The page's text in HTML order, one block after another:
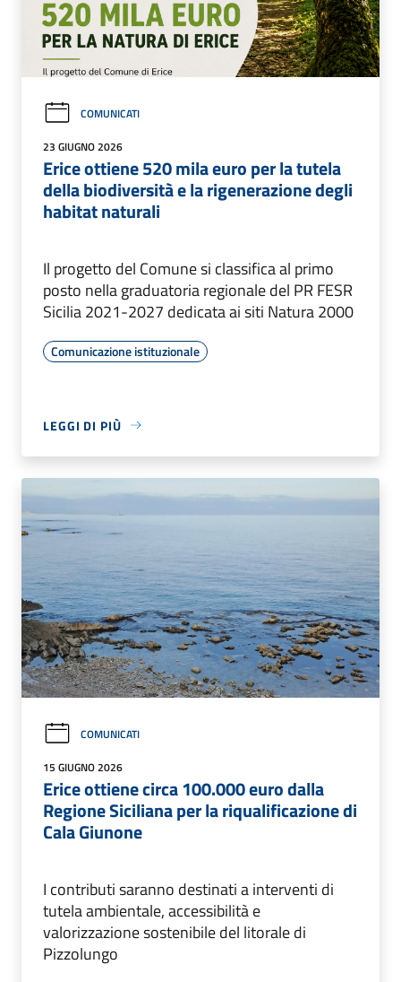
COMUNICATI
23 GIUGNO 2026
Erice ottiene 520 mila euro per la tutela
della biodiversità e la rigenerazione degli
habitat naturali
Il progetto del Comune si classifica al primo
posto nella graduatoria regionale del PR FESR
Sicilia 2021-2027 dedicata ai siti Natura 2000
Comunicazione istituzionale
LEGGI DI PIÙ
COMUNICATI
15 GIUGNO 2026
Erice ottiene circa 100.000 euro dalla
Regione Siciliana per la riqualificazione di
Cala Giunone
I contributi saranno destinati a interventi di
tutela ambientale, accessibilità e
valorizzazione sostenibile del litorale di
Pizzolungo